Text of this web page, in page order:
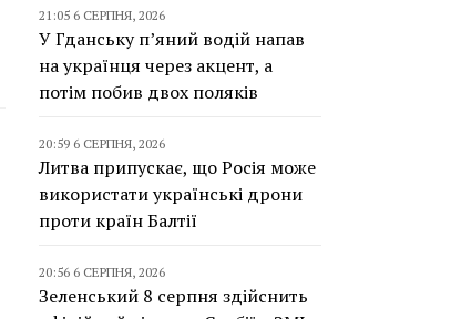
21:05 6 СЕРПНЯ, 2026
У Гданську п’яний водій напав
на українця через акцент, а
потім побив двох поляків
20:59 6 СЕРПНЯ, 2026
Литва припускає, що Росія може
використати українські дрони
проти країн Балтії
20:56 6 СЕРПНЯ, 2026
Зеленський 8 серпня здійснить